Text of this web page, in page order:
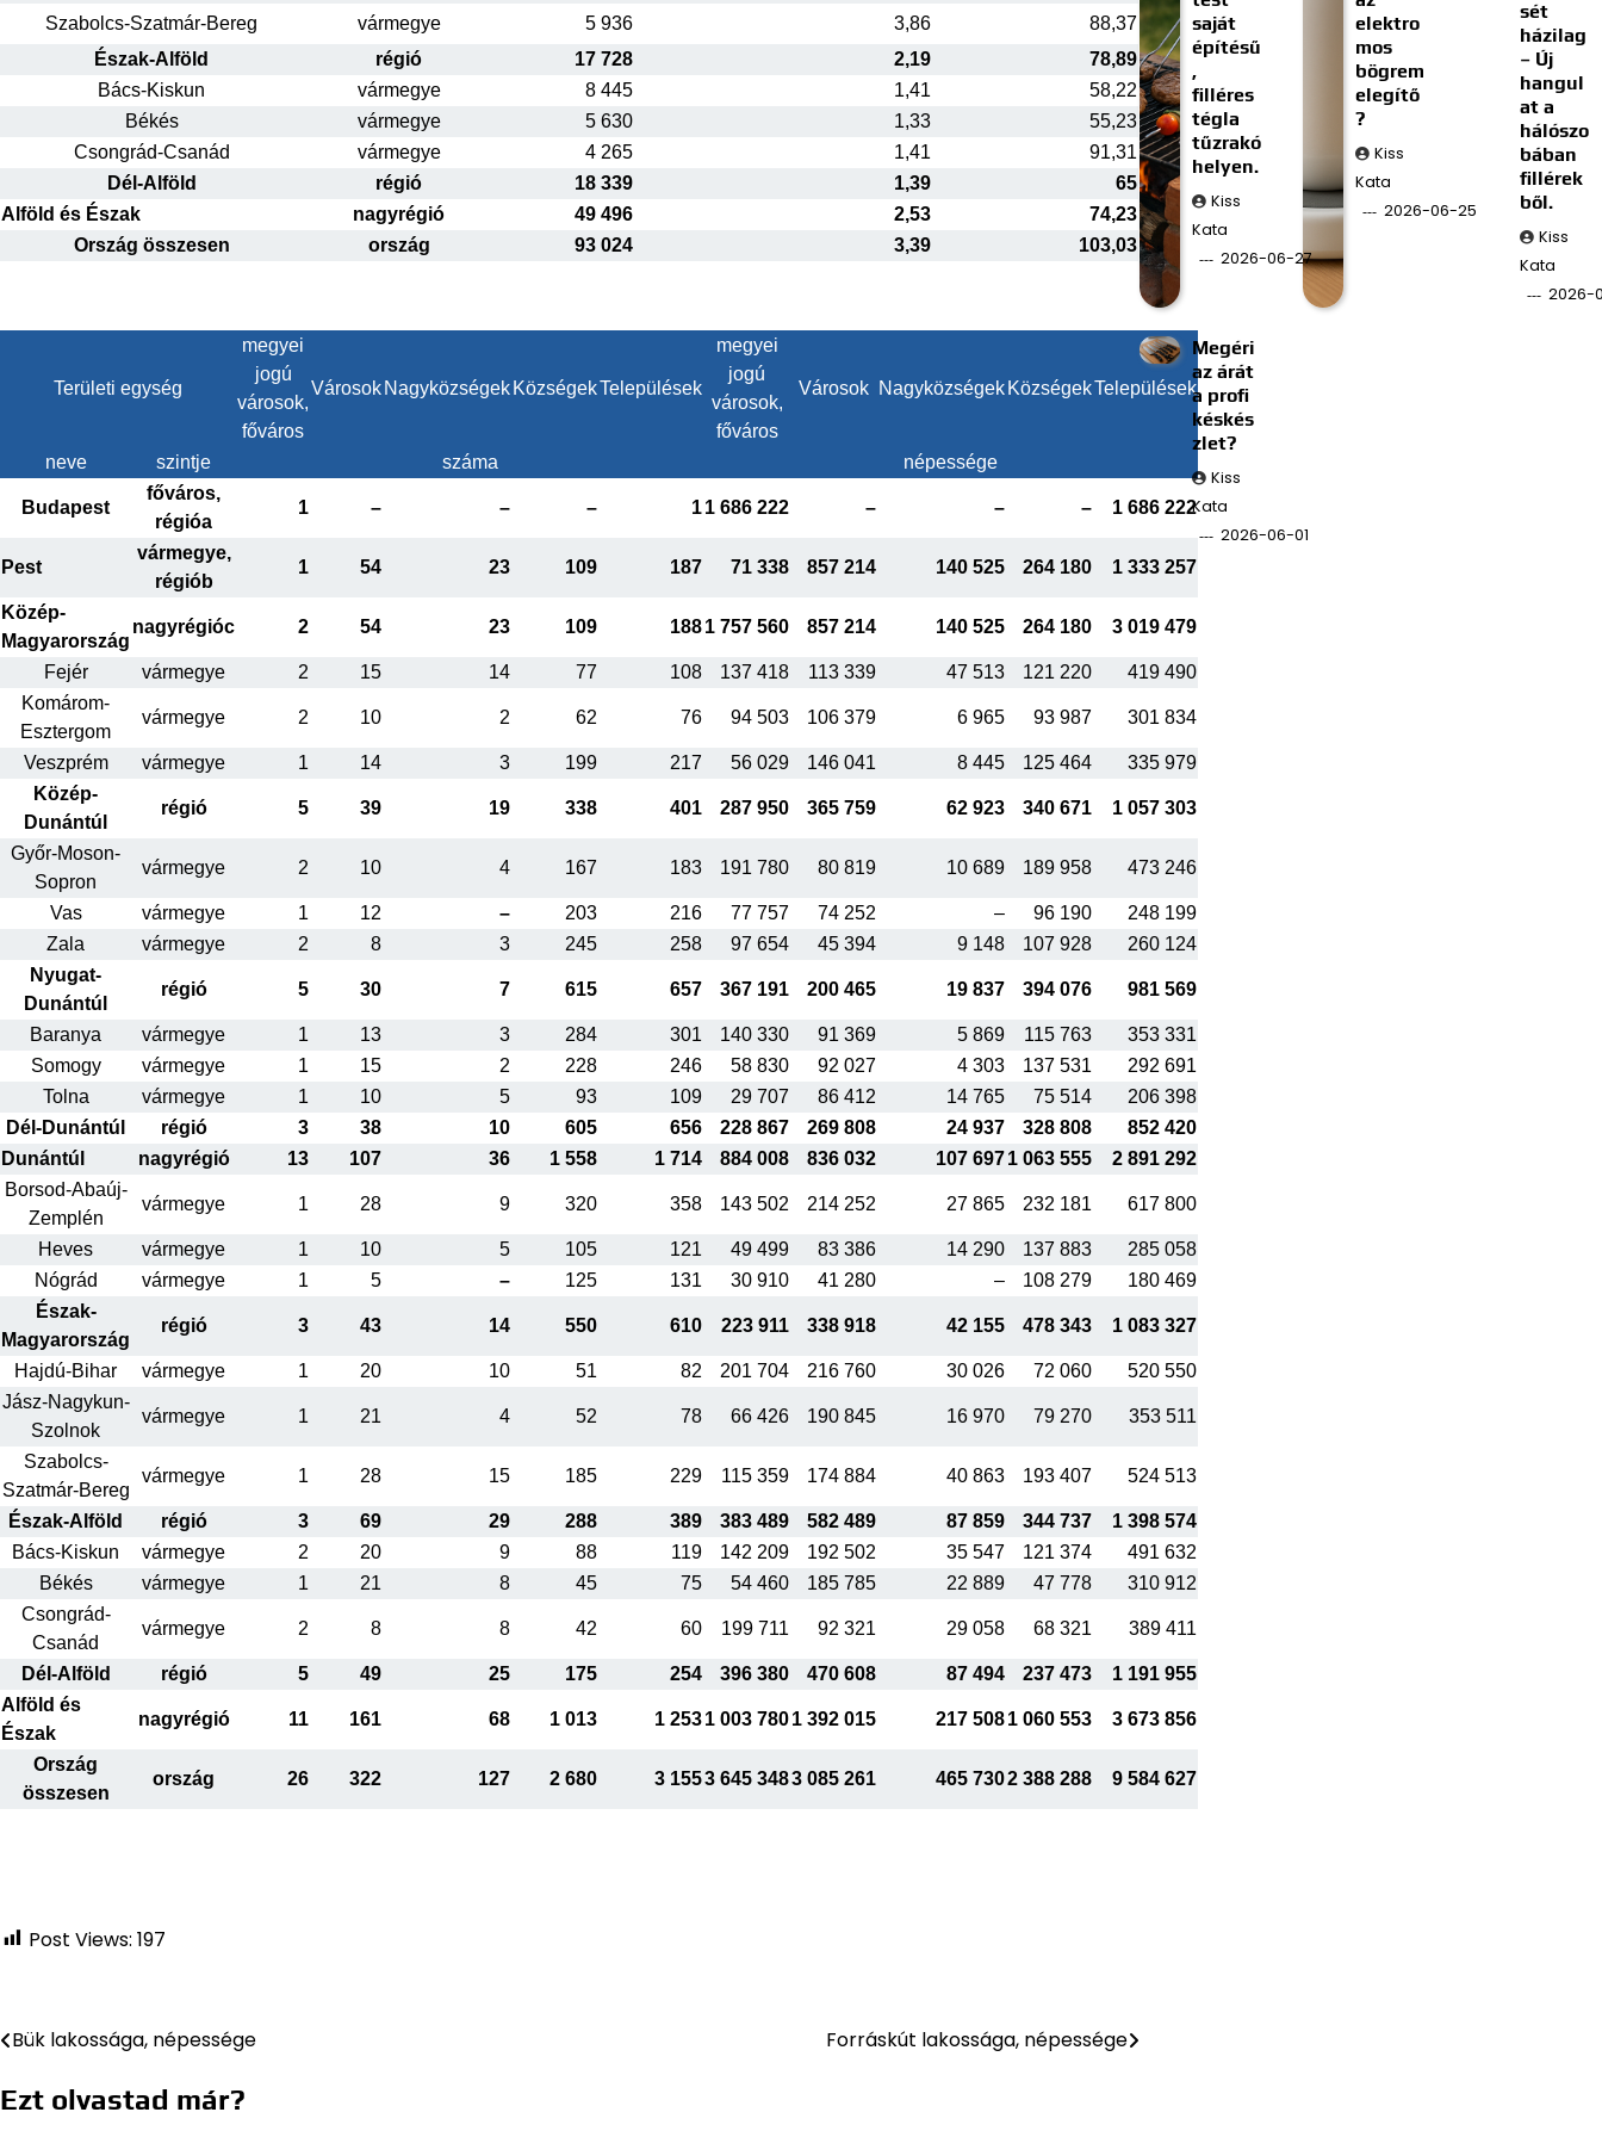
Szabolcs-Szatmár-Bereg vármegye 5 936 3,86
88,37
Észak-Alföld
régió 17 728 2,19
78,89
Bács-Kiskun
vármegye 8 445 1,41
58,22
Békés
vármegye 5 630 1,33
55,23
Csongrád-Csanád
vármegye 4 265 1,41
91,31
Dél-Alföld
régió 18 339 1,39
65
Alföld és Észak
nagyrégió 49 496 2,53
74,23
Ország összesen
ország 93 024 3,39 103,03
Területi egység
megyei
jogú
városok,
főváros
Városok Nagyközségek KözségekTelepülések
megyei
jogú
városok,
főváros
Városok Nagyközségek KözségekTelepülések
neve szintje száma népessége
Budapest
főváros,
régióa
1 – – – 11 686 222 – – – 1 686 222
Pest
vármegye,
régiób
1 54 23 109 187 71 338 857 214 140 525 264 180 1 333 257
Közép-
Magyarország
nagyrégióc 2 54 23 109 1881 757 560 857 214 140 525 264 180 3 019 479
Fejér vármegye 2 15 14 77 108 137 418 113 339 47 513 121 220
419 490
Komárom-
Esztergom
vármegye 2 10 2 62 76 94 503 106 379 6 965 93 987 301 834
Veszprém vármegye 1 14 3 199 217 56 029 146 041 8 445 125 464
335 979
Közép-
Dunántúl
régió 5 39 19 338 401 287 950 365 759 62 923 340 671 1 057 303
Győr-Moson-
Sopron
vármegye 2 10 4 167 183 191 780 80 819 10 689 189 958 473 246
Vas vármegye 1 12 – 203 216 77 757 74 252 – 96 190
248 199
Zala
vármegye 2 8 3 245 258 97 654 45 394 9 148 107 928
260 124
Nyugat-
Dunántúl
régió 5 30 7 615 657 367 191 200 465 19 837 394 076 981 569
Baranya vármegye 1 13 3 284 301 140 330 91 369 5 869 115 763
353 331
Somogy
vármegye 1 15 2 228 246 58 830 92 027 4 303 137 531
292 691
Tolna
vármegye 1 10 5 93 109 29 707 86 412 14 765 75 514
206 398
Dél-Dunántúl
régió 3 38 10 605 656 228 867 269 808 24 937 328 808
852 420
Dunántúl
nagyrégió 13 107 36 1 558 1 714 884 008 836 032 107 6971 063 555
2 891 292
Borsod-Abaúj-
Zemplén
vármegye 1 28 9 320 358 143 502 214 252 27 865 232 181 617 800
Heves vármegye 1 10 5 105 121 49 499 83 386 14 290 137 883
285 058
Nógrád
vármegye 1 5 – 125 131 30 910 41 280 – 108 279
180 469
Észak-
Magyarország
régió 3 43 14 550 610 223 911 338 918 42 155 478 343 1 083 327
Hajdú-Bihar vármegye 1 20 10 51 82 201 704 216 760 30 026 72 060
520 550
Jász-Nagykun-
Szolnok
vármegye 1 21 4 52 78 66 426 190 845 16 970 79 270 353 511
Szabolcs-
Szatmár-Bereg
vármegye 1 28 15 185 229 115 359 174 884 40 863 193 407 524 513
Észak-Alföld régió 3 69 29 288 389 383 489 582 489 87 859 344 737
1 398 574
Bács-Kiskun
vármegye 2 20 9 88 119 142 209 192 502 35 547 121 374
491 632
Békés
vármegye 1 21 8 45 75 54 460 185 785 22 889 47 778
310 912
Csongrád-
Csanád
vármegye 2 8 8 42 60 199 711 92 321 29 058 68 321 389 411
Dél-Alföld régió 5 49 25 175 254 396 380 470 608 87 494 237 473
1 191 955
Alföld és
Észak
nagyrégió 11 161 68 1 013 1 2531 003 7801 392 015 217 5081 060 553 3 673 856
Ország
összesen
ország 26 322 127 2 680 3 1553 645 3483 085 261 465 7302 388 288 9 584 627
Post Views: 197
Bejegyzés
navigáció
Bük lakossága, népessége Forráskút lakossága, népessége
Ezt olvastad már?
saját
építésű
,
filléres
tégla
tűzrakó
helyen.
Kiss
Kata
2026-06-27
elektro
mos
bögrem
elegítő
?
Kiss
Kata
2026-06-25
sét
házilag
– Új
hangul
at a
hálószo
bában
fillérek
ből.
Kiss
Kata
2026-
Megéri
az árát
a profi
késkés
zlet?
Kiss
Kata
2026-06-01